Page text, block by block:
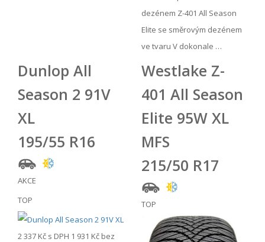
dezénem Z-401 All Season
Elite se směrovým dezénem
ve tvaru V dokonale …
Dunlop All
Season 2 91V
XL
195/55 R16
AKCE
TOP
2 337 Kč s DPH 1 931 Kč bez
Westlake Z-
401 All Season
Elite 95W XL
MFS
215/50 R17
TOP